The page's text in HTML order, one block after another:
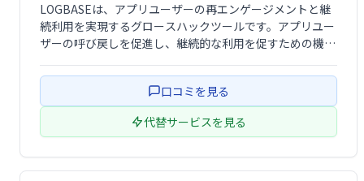
LOGBASEは、アプリユーザーの再エンゲージメントと継
続利用を実現するグロースハックツールです。アプリユー
ザーの呼び戻しを促進し、継続的な利用を促すための機能
す。
口コミを見る
代替サービスを見る